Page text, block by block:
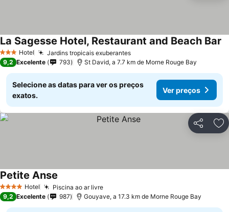
3 EstrelasHotel Jardins tropicais exuberantes
La Sagesse Hotel, Restaurant and Beach Bar
9,2 Excelente 793 St David, a 7.7 km de Morne Rouge Bay
Selecione as datas para ver os preços
exatos.
Ver preços
Partilhar
4 EstrelasHotel Piscina ao ar livre
Petite Anse
9,2 Excelente 987 Gouyave, a 17.3 km de Morne Rouge Bay